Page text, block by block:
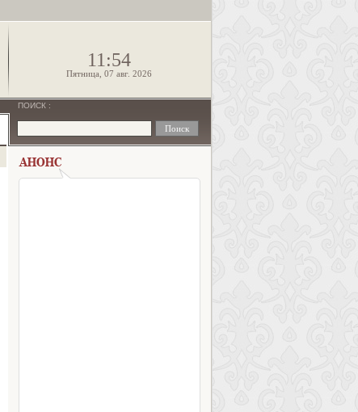
11:54
Пятница, 07 авг. 2026
ПОИСК :